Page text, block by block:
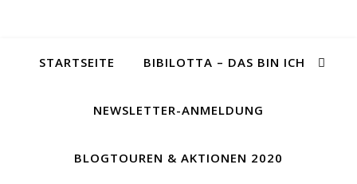
STARTSEITE BIBILOTTA – DAS BIN ICH
NEWSLETTER-ANMELDUNG
BLOGTOUREN & AKTIONEN 2020